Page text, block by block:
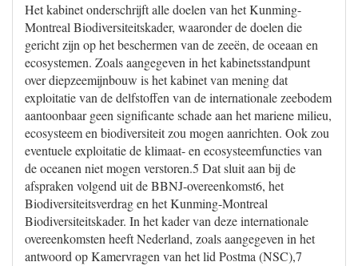
Het kabinet onderschrijft alle doelen van het Kunming-
Montreal Biodiversiteitskader, waaronder de doelen die
gericht zijn op het beschermen van de zeeën, de oceaan en
ecosystemen. Zoals aangegeven in het kabinetsstandpunt
over diepzeemijnbouw is het kabinet van mening dat
exploitatie van de delfstoffen van de internationale zeebodem
aantoonbaar geen significante schade aan het mariene milieu,
ecosysteem en biodiversiteit zou mogen aanrichten. Ook zou
eventuele exploitatie de klimaat- en ecosysteemfuncties van
de oceanen niet mogen verstoren.5 Dat sluit aan bij de
afspraken volgend uit de BBNJ-overeenkomst6, het
Biodiversiteitsverdrag en het Kunming-Montreal
Biodiversiteitskader. In het kader van deze internationale
overeenkomsten heeft Nederland, zoals aangegeven in het
antwoord op Kamervragen van het lid Postma (NSC),7